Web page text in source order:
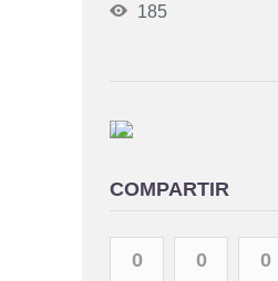
185
COMPARTIR
0 0 0